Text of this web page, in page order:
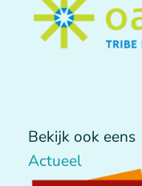
Bekijk ook eens
Actueel